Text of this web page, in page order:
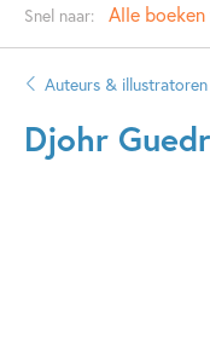
auteurs
en
uitgevers
Snel naar: Alle
Auteurs & illustratoren
Djohr